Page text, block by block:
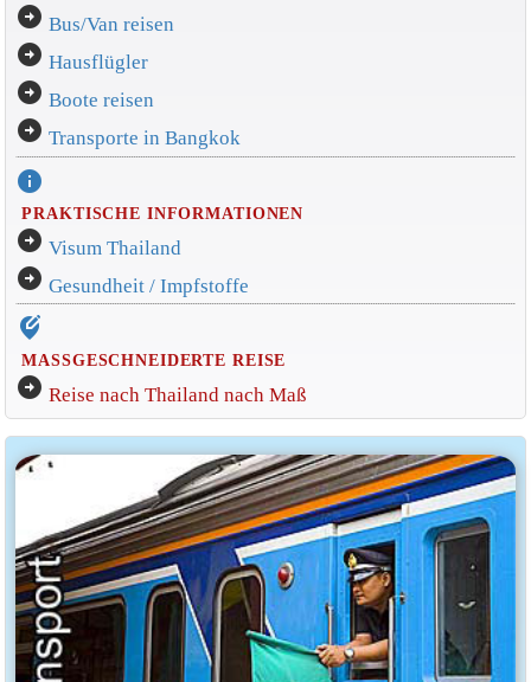
arrow_circle_right Bus/Van reisen
arrow_circle_right Hausflügler
arrow_circle_right Boote reisen
arrow_circle_right Transporte in Bangkok
info
PRAKTISCHE INFORMATIONEN
arrow_circle_right Visum Thailand
arrow_circle_right Gesundheit / Impfstoffe
edit_location_alt
MASSGESCHNEIDERTE REISE
arrow_circle_right Reise nach Thailand nach Maß